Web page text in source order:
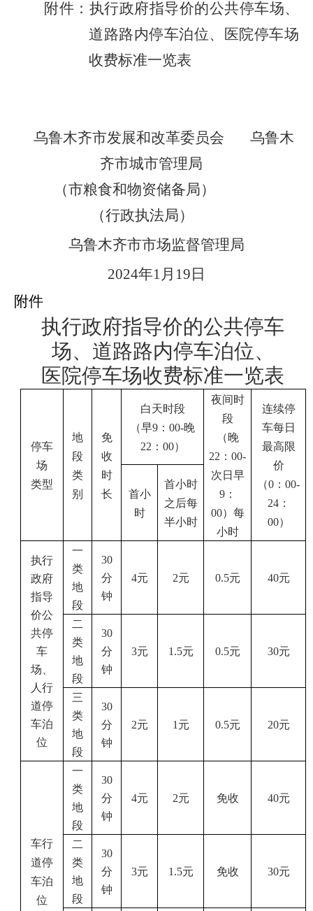
附件：执行政府指导价的公共停车场、
道路路内停车泊位、医院停车场
收费标准一览表
乌鲁木齐市发展和改革委员会
乌鲁木
齐市城市管理局
（市粮食和物资储备局）
（行政执法局）
乌鲁木齐市市场监督管理局
2024年1月 19 日
附件
执行政府指导价的公共停车
场、道路路内停车泊位、
医院停车场收费标准一览表
停车
场
类型
地
段
类
别
免
收
时
长
白天时段
（早9 ： 00-晚
22 ： 00）
夜间时
段
（晚
22 ： 00-
次日早
9：
00）每
小时
连续停
车每日
最高限
价
（0 ： 00-
24：
00）
首小
时
首小时
之后每
半小时
执行
政府
指导
价公
共停
车
场、
人行
道停
车泊
位
一
类
地
段
30
分
钟
4元 2元 0.5元 40元
二
类
地
段
30
分
钟
3元 1.5元 0.5元 30元
三
类
地
段
30
分
钟
2元 1 元 0.5元 20元
车行
道停
车泊
位
一
类
地
段
30
分
钟
4元 2元 免收 40元
二
类
地
段
30
分
钟
3元 1.5元 免收 30元